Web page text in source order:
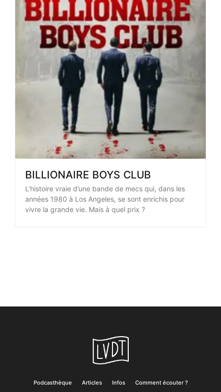
BILLIONAIRE BOYS CLUB
L’histoire vraie d’une bande de mecs qui, dans les
années 1980 à Los Angeles, se sont enrichis pour
vivre la grande vie. Mais à quel prix ?
Podcasthèque Articles Infos Comment écouter ?